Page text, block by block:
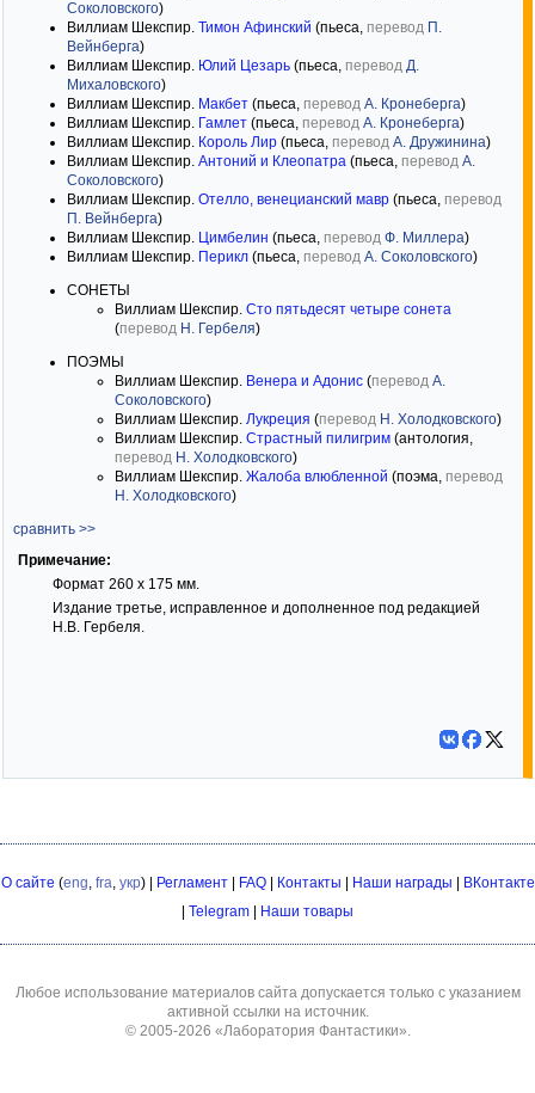
Соколовского)
Виллиам Шекспир. Тимон Афинский (пьеса, перевод П.
Вейнберга)
Виллиам Шекспир. Юлий Цезарь (пьеса, перевод Д.
Михаловского)
Виллиам Шекспир. Макбет (пьеса, перевод А. Кронеберга)
Виллиам Шекспир. Гамлет (пьеса, перевод А. Кронеберга)
Виллиам Шекспир. Король Лир (пьеса, перевод А. Дружинина)
Виллиам Шекспир. Антоний и Клеопатра (пьеса, перевод А.
Соколовского)
Виллиам Шекспир. Отелло, венецианский мавр (пьеса, перевод
П. Вейнберга)
Виллиам Шекспир. Цимбелин (пьеса, перевод Ф. Миллера)
Виллиам Шекспир. Перикл (пьеса, перевод А. Соколовского)
СОНЕТЫ
Виллиам Шекспир. Сто пятьдесят четыре сонета
(перевод Н. Гербеля)
ПОЭМЫ
Виллиам Шекспир. Венера и Адонис (перевод А.
Соколовского)
Виллиам Шекспир. Лукреция (перевод Н. Холодковского)
Виллиам Шекспир. Страстный пилигрим (антология,
перевод Н. Холодковского)
Виллиам Шекспир. Жалоба влюбленной (поэма, перевод
Н. Холодковского)
сравнить >>
Примечание:
Формат 260 х 175 мм.
Издание третье, исправленное и дополненное под редакцией
Н.В. Гербеля.
О сайте (eng, fra, укр) | Регламент| FAQ| Контакты Наши награды
ВКонтакте
Telegram Наши товары
Любое использование материалов сайта допускается только с указанием
активной ссылки на источник.
© 2005-2026 «Лаборатория Фантастики».